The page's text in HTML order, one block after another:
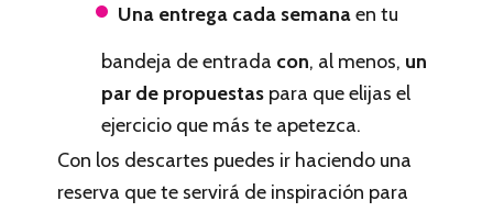
Una entrega cada semanaen tu
bandeja de entrada con, al menos, un
par de propuestas para que elijas el
ejercicio que más te apetezca.
Con los descartes puedes ir haciendo una
reserva que te servirá de inspiración para